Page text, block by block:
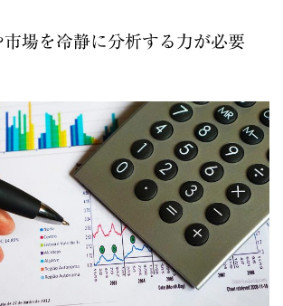
市場を冷静に分析する力が必要